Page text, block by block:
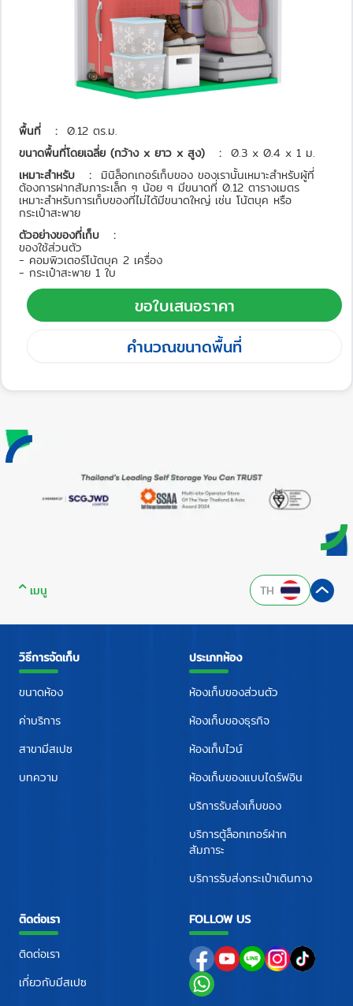
พื้นที่   : 0.12 ตร.ม.
ขนาดพื้นที่โดยเฉลี่ย (กว้าง x ยาว x สูง)   : 0.3 x 0.4 x 1 ม.
เหมาะสำหรับ   : มินิล็อกเกอร์เก็บของ ของเรานั้นเหมาะสำหรับผู้ที่
ต้องการฝากสัมภาระเล็ก ๆ น้อย ๆ มีขนาดที่ 0.12 ตารางเมตร
เหมาะสำหรับการเก็บของที่ไม่ได้มีขนาดใหญ่ เช่น โน้ตบุค หรือ
กระเป๋าสะพาย
ตัวอย่างของที่เก็บ   :
ของใช้ส่วนตัว
- คอมพิวเตอร์โน้ตบุค 2 เครื่อง
- กระเป๋าสะพาย 1 ใบ
ขอใบเสนอราคา
คำนวณขนาดพื้นที่
เมนู TH
วิธีการจัดเก็บ
ขนาดห้อง
ค่าบริการ
สาขามีสเปซ
บทความ
ประเภทห้อง
ห้องเก็บของส่วนตัว
ห้องเก็บของธุรกิจ
ห้องเก็บไวน์
ห้องเก็บของแบบไดร์ฟอิน
บริการรับส่งเก็บของ
บริการตู้ล็อกเกอร์ฝาก
สัมภาระ
บริการรับส่งกระเป๋าเดินทาง
ติดต่อเรา
ติดต่อเรา
เกี่ยวกับมีสเปซ
FOLLOW US